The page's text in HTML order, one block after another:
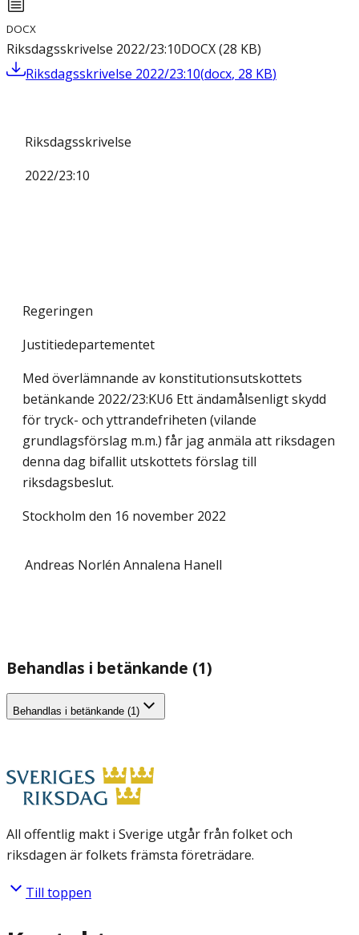
DOCX
Riksdagsskrivelse 2022/23:10DOCX(28 KB)
Riksdagsskrivelse 2022/23:10(docx, 28 KB)
Riksdagsskrivelse
2022/23:10
Regeringen
Justitiedepartementet
Med överlämnande av konstitutionsutskottets
betänkande 2022/23:KU6 Ett ändamålsenligt skydd
för tryck- och yttrandefriheten (vilande
grundlagsförslag m.m.) får jag anmäla att riksdagen
denna dag bifallit utskottets förslag till
riksdagsbeslut.
Stockholm den 16 november 2022
Andreas Norlén Annalena Hanell
Behandlas i betänkande (1)
Behandlas i betänkande (1)
All offentlig makt i Sverige utgår från folket och
riksdagen är folkets främsta företrädare.
Till toppen